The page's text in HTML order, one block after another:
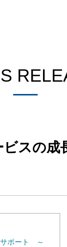
スの成
サポート ～